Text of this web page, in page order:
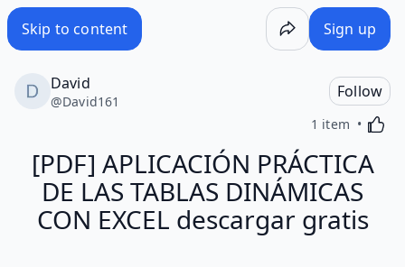
Skip to content Sign up
David
@David161
Follow
1 item
[PDF] APLICACIÓN PRÁCTICA
DE LAS TABLAS DINÁMICAS
CON EXCEL descargar gratis